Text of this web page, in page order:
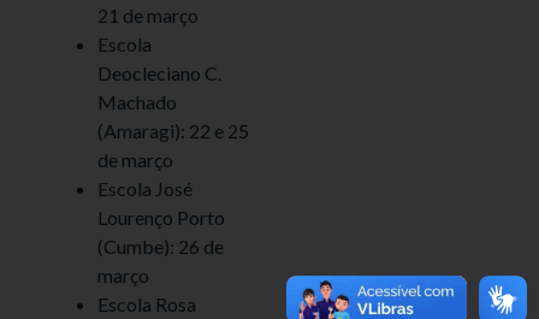
21 de março
Escola
Deocleciano C.
Machado
(Amaragi): 22 e 25
de março
Escola José
Lourenço Porto
(Cumbe): 26 de
março
Escola Rosa